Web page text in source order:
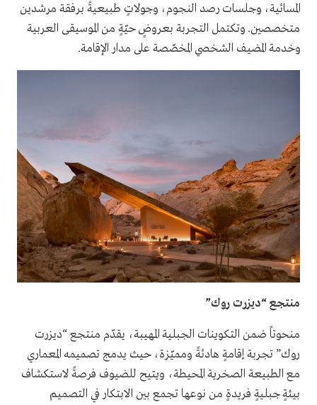
المسائية، وجلسات رصد النجوم، وجولاتٍ طبيعيةً برفقة مرشدين
متخصصين. وتكتمل التجربة بعروضٍ حيّةٍ من الموسيقى العربية
وخدمة المضيف الشخصي المخصّصة على مدار الإقامة.
منتجع “ديزرت روك”
منحوتاً ضمن التكوينات الجبلية المهيبة، يقدّم منتجع “ديزرت
روك” تجربة إقامةٍ هادئةً ومميّزة، حيث يدمج تصميمه المعماري
مع الطبيعة الصخرية المحيطة، ويتيح للضيوف فرصةً لاستكشاف
بيئةٍ جبليةٍ فريدةٍ من نوعها تجمع بين الابتكار في التصميم